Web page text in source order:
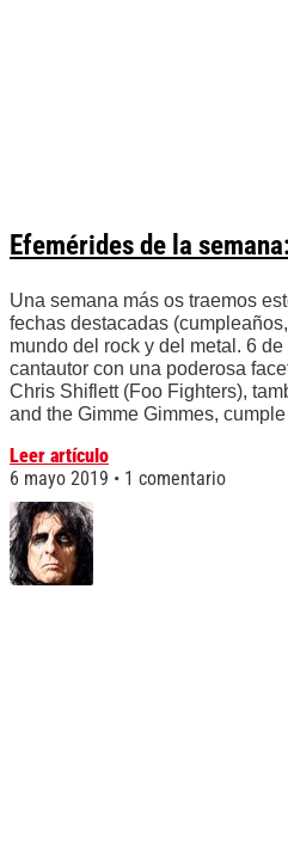
Efemérides de la
Una semana más os traemos
fechas destacadas
mundo del rock y del metal. 6
cantautor con una poderosa
Chris Shiflett (Foo Fighters),
and the Gimme Gimmes,
Leer artículo
6 mayo 2019
1 comentario